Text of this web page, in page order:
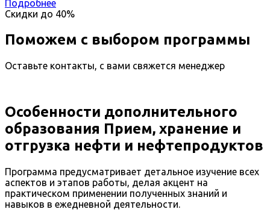
Подробнее
Скидки до 40%
Поможем с выбором программы
Оставьте контакты, с вами свяжется менеджер
Особенности дополнительного
образования Прием, хранение и
отгрузка нефти и нефтепродуктов
Программа предусматривает детальное изучение всех
аспектов и этапов работы, делая акцент на
практическом применении полученных знаний и
навыков в ежедневной деятельности.